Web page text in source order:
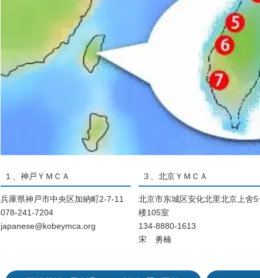
１、神戸ＹＭＣＡ
兵庫県神戸市中央区加納町2-7-11
078-241-7204
japanese@kobeymca.org
３、北京ＹＭＣＡ
北京市东城区安化北里北京上舍5
楼105室
134-8880-1613
宋 勇楠